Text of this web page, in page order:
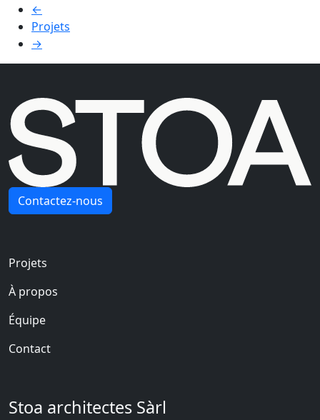
←
Projets
→
Contactez-nous
Navigation principale
Projets
À propos
Équipe
Contact
Stoa architectes Sàrl